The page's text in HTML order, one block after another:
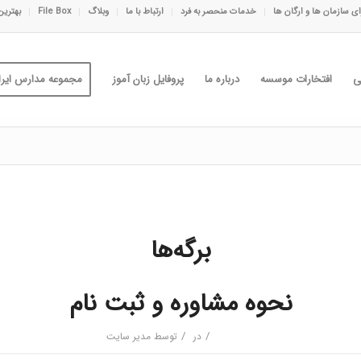
سازمان ها و ارگان ها خدمات منحصر به فرد ارتباط با ما وبلاگ File Box
افتخارات موسسه درباره ما پروفایل زبان آموز مجموعه مدارس
برگه‌ها
نحوه مشاوره و ثبت نام
/ در / توسط مدیر سایت